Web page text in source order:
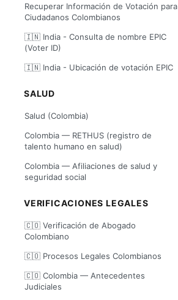
Recuperar Información de Votación para
Ciudadanos Colombianos
🇮🇳 India - Consulta de nombre EPIC
(Voter ID)
🇮🇳 India - Ubicación de votación EPIC
SALUD
Salud (Colombia)
Colombia — RETHUS (registro de
talento humano en salud)
Colombia — Afiliaciones de salud y
seguridad social
VERIFICACIONES LEGALES
🇨🇴 Verificación de Abogado
Colombiano
🇨🇴 Procesos Legales Colombianos
🇨🇴 Colombia — Antecedentes
Judiciales